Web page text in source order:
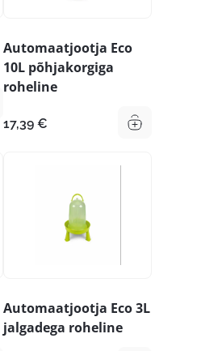
Automaatjootja Eco
10L põhjakorgiga
roheline
17,39 €
Automaatjootja Eco 3L
jalgadega roheline